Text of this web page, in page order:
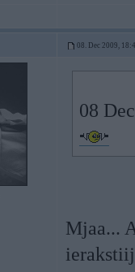
08. Dec 2009,
08
Mjaa...